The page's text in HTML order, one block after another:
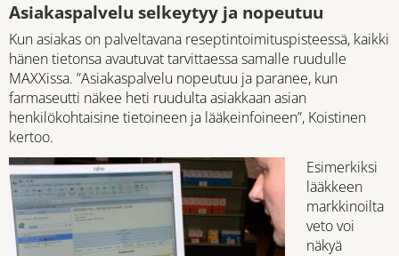
Asiakaspalvelu selkeytyy ja nopeutuu
Kun asiakas on palveltavana reseptintoimituspisteessä, kaikki
hänen tietonsa avautuvat tarvittaessa samalle ruudulle
MAXXissa. ”Asiakaspalvelu nopeutuu ja paranee, kun
farmaseutti näkee heti ruudulta asiakkaan asian
henkilökohtaisine tietoineen ja lääkeinfoineen”, Koistinen
kertoo.
Esimerkiksi
lääkkeen
markkinoilta
veto voi
näkyä